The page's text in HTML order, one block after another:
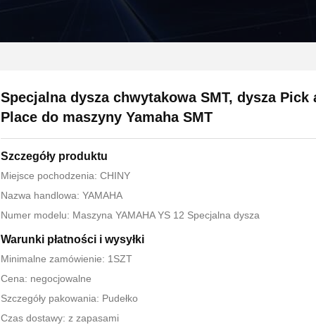
Specjalna dysza chwytakowa SMT, dysza Pick
Place do maszyny Yamaha SMT
Szczegóły produktu
Miejsce pochodzenia: CHINY
Nazwa handlowa: YAMAHA
Numer modelu: Maszyna YAMAHA YS 12 Specjalna dysza
Warunki płatności i wysyłki
Minimalne zamówienie: 1SZT
Cena: negocjowalne
Szczegóły pakowania: Pudełko
Czas dostawy: z zapasami